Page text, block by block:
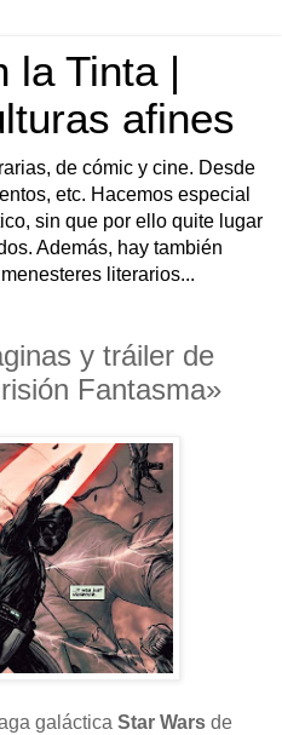
la Tinta |
afines
de cómic y cine. Desde
etc. Hacemos especial
sin que por ello quite lugar
Además, hay también
literarios...
y tráiler de
Fantasma»
galáctica Star Wars de